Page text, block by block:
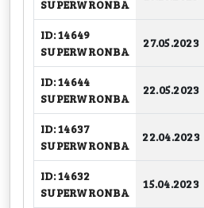
SUPERWRONBA
ID: 14649
SUPERWRONBA
27.05.2023
ID: 14644
SUPERWRONBA
22.05.2023
ID: 14637
SUPERWRONBA
22.04.2023
ID: 14632
SUPERWRONBA
15.04.2023